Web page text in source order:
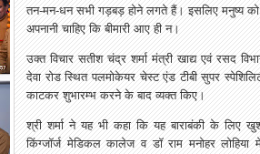
तन-मन-धन सभी गड़बड़ होने लगते हैं। इसलिए मनुष्य को
अपनानी चाहिए कि बीमारी आए ही न।
उक्त विचार सतीश चंद्र शर्मा मंत्री खाद्य एवं रसद
देवा रोड स्थित पलमोकेयर चेस्ट एंड टीबी सुपर
काटकर शुभारम्भ करने के बाद व्यक्त किए।
श्री शर्मा ने यह भी कहा कि यह बाराबंकी के लिए
किंग्जॉर्ज मेडिकल कालेज व डॉ राम मनोहर लोहिया